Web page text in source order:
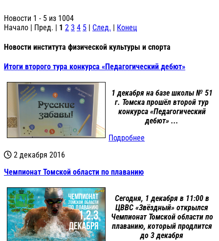
Новости 1 - 5 из 1004
Начало | Пред. | 1 2 3 4 5 | След. | Конец
Новости института физической культуры и спорта
Итоги второго тура конкурса «Педагогический дебют»
1 декабря на базе школы № 51
г. Томска прошёл второй тур
конкурса «Педагогический
дебют» ...
Подробнее
2 декабря 2016
Чемпионат Томской области по плаванию
Сегодня, 1 декабря в 11:00 в
ЦВВС «Звёздный» открылся
Чемпионат Томской области по
плаванию, который продлится
до 3 декабря